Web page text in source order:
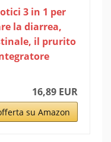
3 in 1 per
la diarrea,
il prurito
16,89 EUR
su Amazon